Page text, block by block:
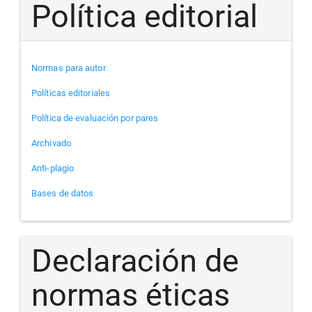
Política editorial
Normas para autor
Políticas editoriales
Política de evaluación por pares
Archivado
Anti-plagio
Bases de datos
Declaración de
normas éticas